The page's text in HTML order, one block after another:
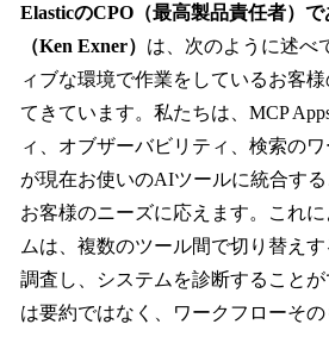
ElasticのCPO（最高製品責任者）
（Ken Exner） は、次のように述べ
ィブな環境で作業をしているお客
てきています。私たちは、MCP
ィ、オブザーバビリティ、検索の
が現在お使いのAIツールに統合す
お客様のニーズに応えます。これ
ムは、複数のツール間で切り替え
調査し、システムを診断することが
は要約ではなく、ワークフローその